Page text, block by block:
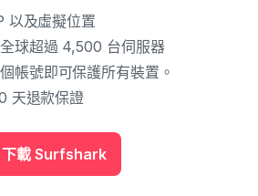
以及虛擬位置
球超過 4,500 台伺服器
帳號即可保護所有裝置。
天退款保證
下載 Surfshark